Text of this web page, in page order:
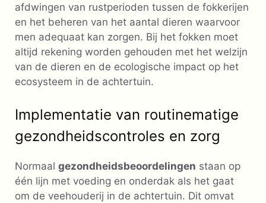
afdwingen van rustperioden tussen de fokkerijen
en het beheren van het aantal dieren waarvoor
men adequaat kan zorgen. Bij het fokken moet
altijd rekening worden gehouden met het welzijn
van de dieren en de ecologische impact op het
ecosysteem in de achtertuin.
Implementatie van routinematige
gezondheidscontroles en zorg
Normaal gezondheidsbeoordelingen staan ​​op
één lijn met voeding en onderdak als het gaat
om de veehouderij in de achtertuin. Dit omvat